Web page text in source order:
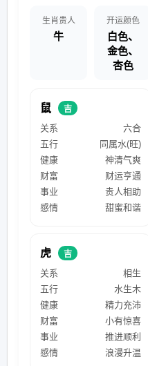
生肖贵人
牛
开运颜色
白色、
金色、
杏色
鼠 吉
关系
六合
五行
同属水(旺)
健康
神清气爽
财富
财运亨通
事业
贵人相助
感情
甜蜜和谐
虎 吉
关系
相生
五行
水生木
健康
精力充沛
财富
小有惊喜
事业
推进顺利
感情
浪漫升温